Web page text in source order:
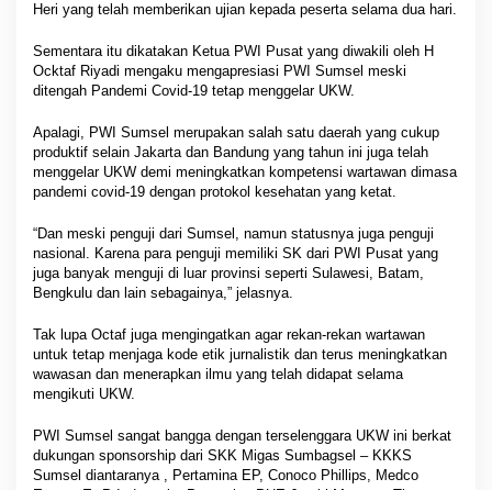
Heri yang telah memberikan ujian kepada peserta selama dua hari.
Sementara itu dikatakan Ketua PWI Pusat yang diwakili oleh H
Ocktaf Riyadi mengaku mengapresiasi PWI Sumsel meski
ditengah Pandemi Covid-19 tetap menggelar UKW.
Apalagi, PWI Sumsel merupakan salah satu daerah yang cukup
produktif selain Jakarta dan Bandung yang tahun ini juga telah
menggelar UKW demi meningkatkan kompetensi wartawan dimasa
pandemi covid-19 dengan protokol kesehatan yang ketat.
“Dan meski penguji dari Sumsel, namun statusnya juga penguji
nasional. Karena para penguji memiliki SK dari PWI Pusat yang
juga banyak menguji di luar provinsi seperti Sulawesi, Batam,
Bengkulu dan lain sebagainya,” jelasnya.
Tak lupa Octaf juga mengingatkan agar rekan-rekan wartawan
untuk tetap menjaga kode etik jurnalistik dan terus meningkatkan
wawasan dan menerapkan ilmu yang telah didapat selama
mengikuti UKW.
PWI Sumsel sangat bangga dengan terselenggara UKW ini berkat
dukungan sponsorship dari SKK Migas Sumbagsel – KKKS
Sumsel diantaranya , Pertamina EP, Conoco Phillips, Medco